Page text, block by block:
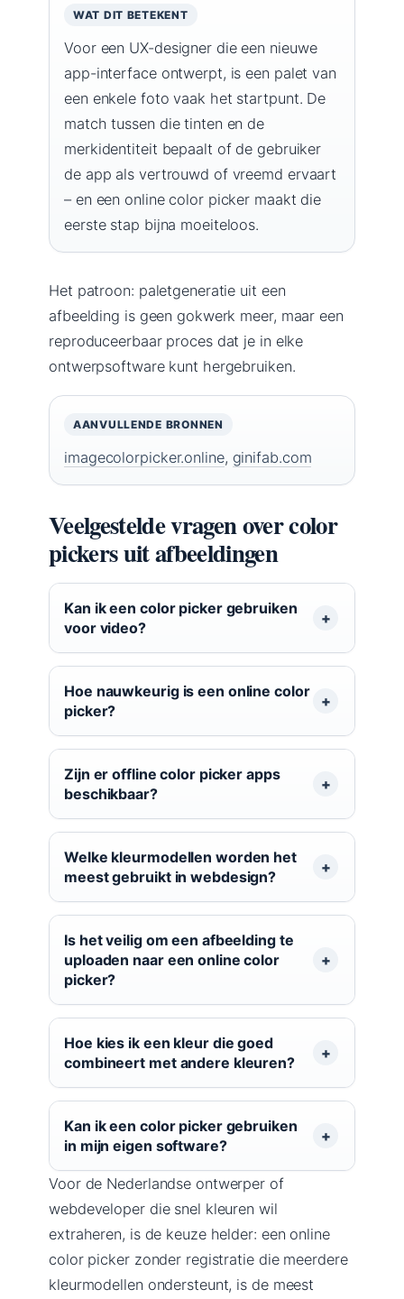
WAT DIT BETEKENT
Voor een UX-designer die een nieuwe
app-interface ontwerpt, is een palet van
een enkele foto vaak het startpunt. De
match tussen die tinten en de
merkidentiteit bepaalt of de gebruiker
de app als vertrouwd of vreemd ervaart
– en een online color picker maakt die
eerste stap bijna moeiteloos.
Het patroon: paletgeneratie uit een
afbeelding is geen gokwerk meer, maar een
reproduceerbaar proces dat je in elke
ontwerpsoftware kunt hergebruiken.
AANVULLENDE BRONNEN
imagecolorpicker.online, ginifab.com
Veelgestelde vragen over color
pickers uit afbeeldingen
Kan ik een color picker gebruiken
voor video?
Hoe nauwkeurig is een online color
picker?
Zijn er offline color picker apps
beschikbaar?
Welke kleurmodellen worden het
meest gebruikt in webdesign?
Is het veilig om een afbeelding te
uploaden naar een online color
picker?
Hoe kies ik een kleur die goed
combineert met andere kleuren?
Kan ik een color picker gebruiken
in mijn eigen software?
Voor de Nederlandse ontwerper of
webdeveloper die snel kleuren wil
extraheren, is de keuze helder: een online
color picker zonder registratie die meerdere
kleurmodellen ondersteunt, is de meest